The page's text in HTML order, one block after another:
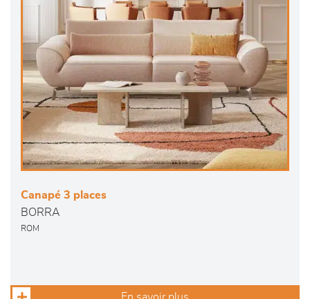
Canapé 3 places
BORRA
ROM